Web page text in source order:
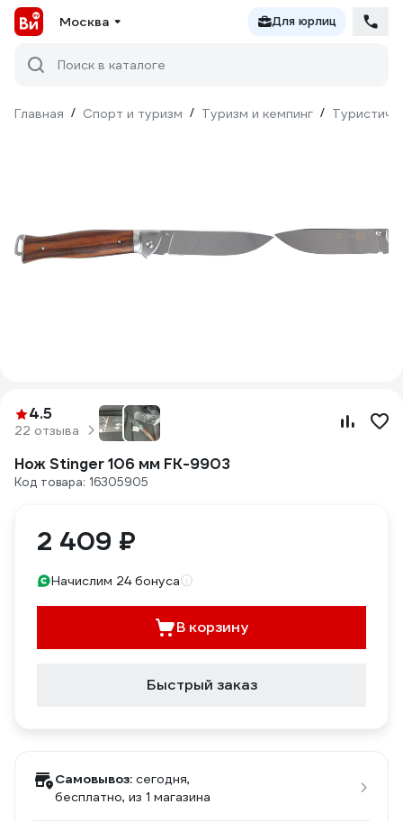
Москва Для юрлиц
Поиск в каталоге
Главная / Спорт и туризм / Туризм и кемпинг /
4.5
22 отзыва
Нож Stinger 106 мм FK-9903
Код товара: 16305905
2 409 ₽
Начислим 24 бонуса
В корзину
Быстрый заказ
Самовывоз: сегодня,
бесплатно, из 1 магазина